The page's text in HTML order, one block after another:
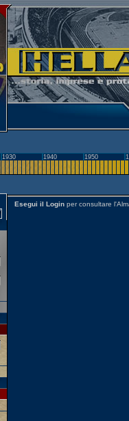
1930 1940 1950
Esegui il Login per consultare